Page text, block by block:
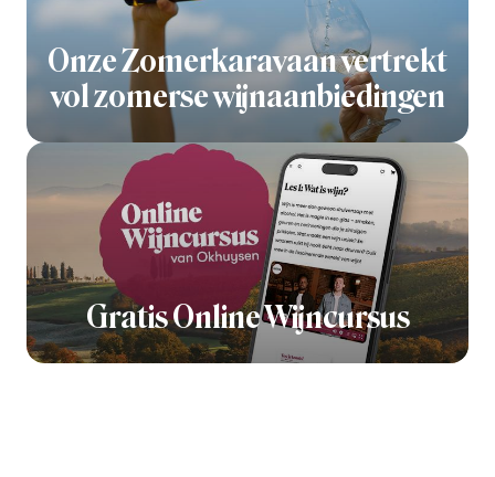
Onze Zomerkaravaan vertrekt
vol zomerse wijnaanbiedingen
Gratis Online Wijncursus